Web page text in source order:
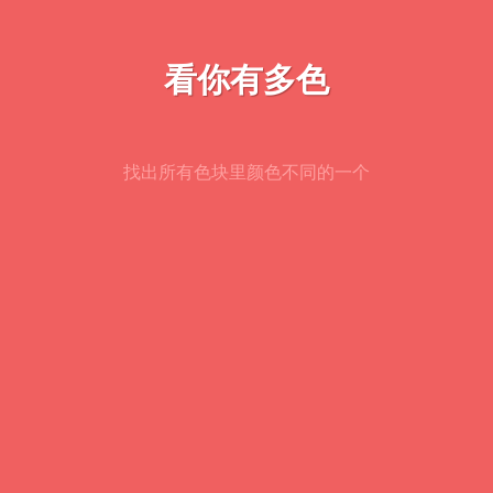
看你有多色
找出所有色块里颜色不同的一个